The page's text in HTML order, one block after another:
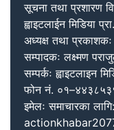
सूचना तथा प्रशारण
ह्वाइटलाईन मिडिया
अध्यक्ष तथा प्रकाशकः
सम्पादकः लक्ष्मण
सम्पर्कः ह्वाइटलाइन
फोन नं.
इमेलः समाचारका